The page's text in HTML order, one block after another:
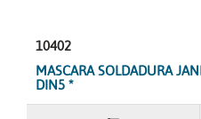
10402
MASCARA SOLDADURA
DIN5 *